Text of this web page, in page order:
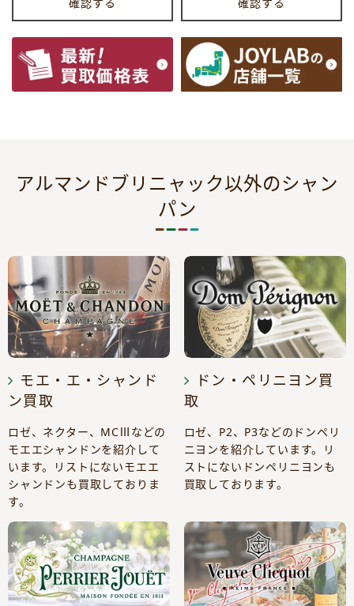
アルマンドブリニャック以外のシャン
パン
モエ・エ・シャンド
ン買取
ロゼ、ネクター、MCⅢなどの
モエエシャンドンを紹介して
います。リストにないモエエ
シャンドンも買取しておりま
す。
ドン・ペリニヨン買
取
ロゼ、P2、P3などのドンペリ
ニヨンを紹介しています。リ
ストにないドンペリニヨンも
買取しております。